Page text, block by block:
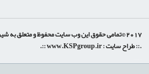
2017 ©تمامی حقوق این وب سایت محفوظ و متعلق به شیراز ژانومه می باشد.
.:: طراح سایت :www.KSPgroup.ir
::.